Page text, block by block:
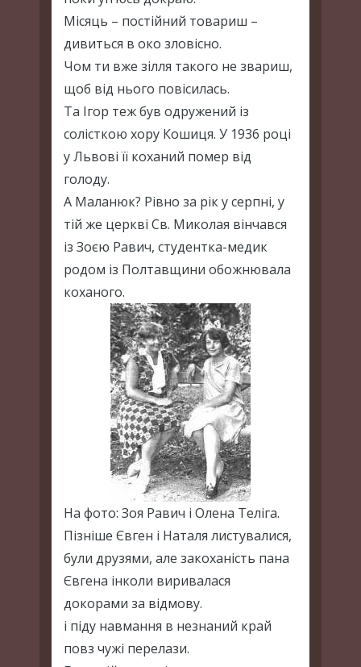
Місяць – постійний товариш –
дивиться в око зловісно.
Чом ти вже зілля такого не звариш,
щоб від нього повісилась.
Та Ігор теж був одружений із
солісткою хору Кошиця. У 1936 році
у Львові її коханий помер від
голоду.
А Маланюк? Рівно за рік у серпні, у
тій же церкві Св. Миколая вінчався
із Зоєю Равич, студентка-медик
родом із Полтавщини обожнювала
коханого.
На фото: Зоя Равич і Олена Теліга.
Пізніше Євген і Наталя листувалися,
були друзями, але закоханість пана
Євгена інколи виривалася
докорами за відмову.
і піду навмання в незнаний край
повз чужі перелази.